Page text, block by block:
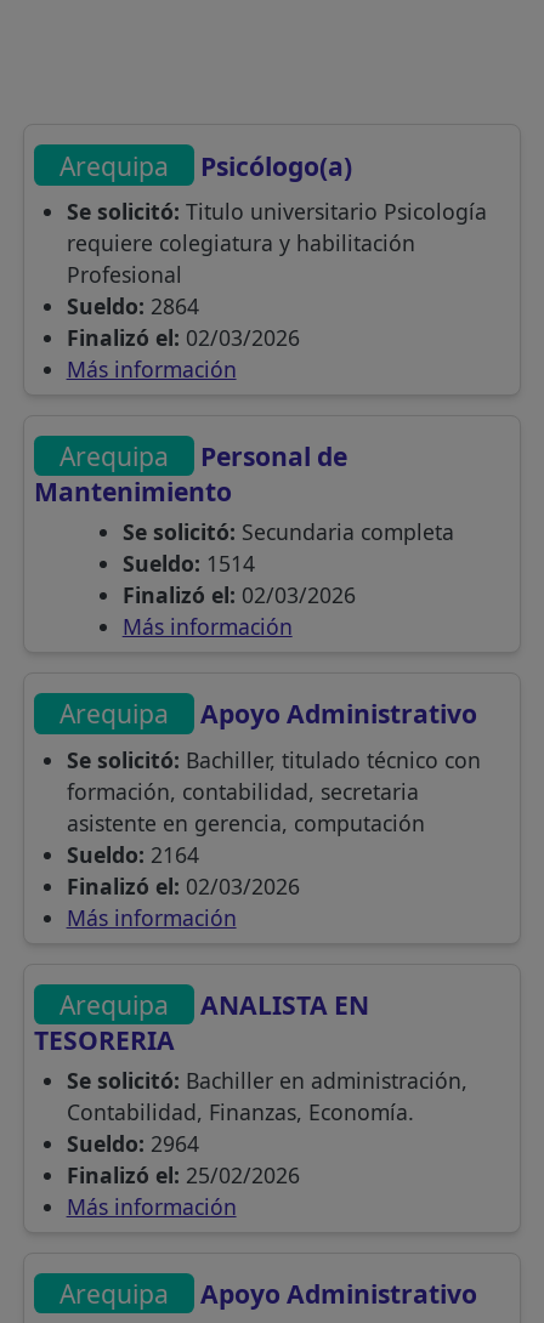
Arequipa Psicólogo(a)
Se solicitó: Titulo universitario Psicología
requiere colegiatura y habilitación
Profesional
Sueldo: 2864
Finalizó el: 02/03/2026
Más información
Arequipa
Personal de
Mantenimiento
Se solicitó: Secundaria completa
Sueldo: 1514
Finalizó el: 02/03/2026
Más información
Arequipa Apoyo Administrativo
Se solicitó: Bachiller, titulado técnico con
formación, contabilidad, secretaria
asistente en gerencia, computación
Sueldo: 2164
Finalizó el: 02/03/2026
Más información
Arequipa
ANALISTA EN
TESORERIA
Se solicitó: Bachiller en administración,
Contabilidad, Finanzas, Economía.
Sueldo: 2964
Finalizó el: 25/02/2026
Más información
Arequipa Apoyo Administrativo